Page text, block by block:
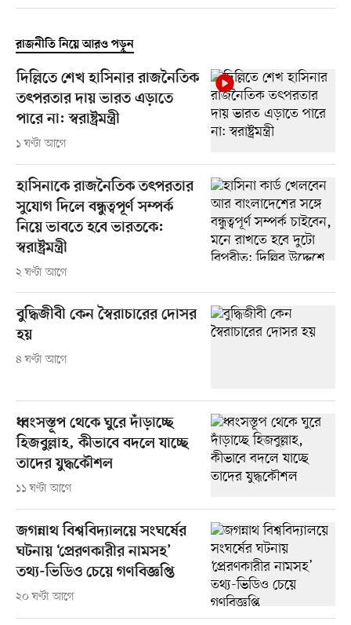
রাজনীতি নিয়ে আরও পড়ুন
দিল্লিতে শেখ হাসিনার রাজনৈতিক
তৎপরতার দায় ভারত এড়াতে
পারে না: স্বরাষ্ট্রমন্ত্রী
১ ঘণ্টা আগে
হাসিনাকে রাজনৈতিক তৎপরতার
সুযোগ দিলে বন্ধুত্বপূর্ণ সম্পর্ক
নিয়ে ভাবতে হবে ভারতকে:
স্বরাষ্ট্রমন্ত্রী
২ ঘণ্টা আগে
বুদ্ধিজীবী কেন স্বৈরাচারের দোসর
হয়
৪ ঘণ্টা আগে
ধ্বংসস্তূপ থেকে ঘুরে দাঁড়াচ্ছে
হিজবুল্লাহ, কীভাবে বদলে যাচ্ছে
তাদের যুদ্ধকৌশল
১১ ঘণ্টা আগে
জগন্নাথ বিশ্ববিদ্যালয়ে সংঘর্ষের
ঘটনায় ‘প্রেরণকারীর নামসহ’
তথ্য-ভিডিও চেয়ে গণবিজ্ঞপ্তি
২০ ঘণ্টা আগে